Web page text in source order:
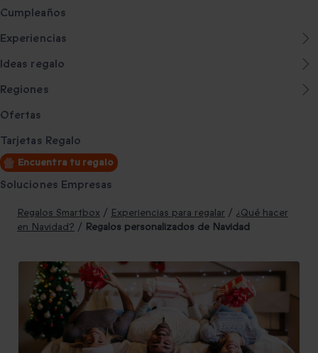
Cumpleaños
Experiencias
Ideas regalo
Regiones
Ofertas
Tarjetas Regalo
Encuentra tu regalo
Soluciones Empresas
Regalos Smartbox / Experiencias para regalar / ¿Qué hacer
en Navidad? / Regalos personalizados de Navidad